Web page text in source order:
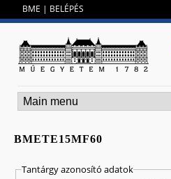
BME | BELÉPÉS
BMETE15MF60
Tantárgy azonosító adatok